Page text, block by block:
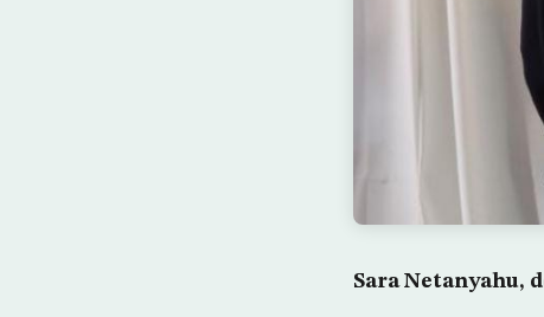
Sara Netanyahu,